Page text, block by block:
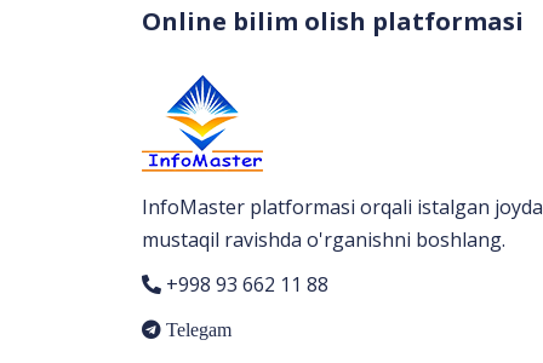
Online bilim olish platformasi
InfoMaster platformasi orqali istalgan
mustaqil ravishda o'rganishni boshlang.
+998 93 662 11 88
Telegam